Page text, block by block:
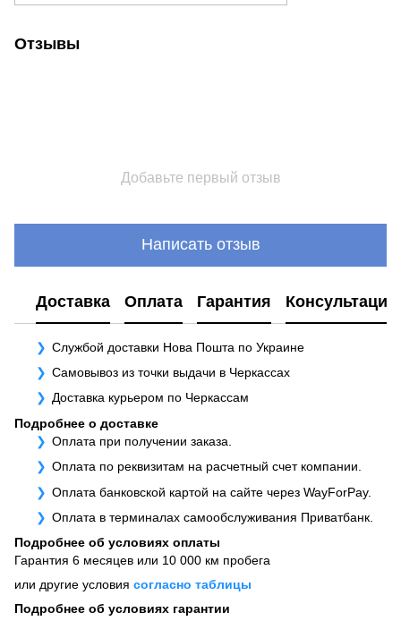
Отзывы
Добавьте первый отзыв
Написать отзыв
Доставка Оплата Гарантия Консультация
Службой доставки Нова Пошта по Украине
Самовывоз из точки выдачи в Черкассах
Доставка курьером по Черкассам
Подробнее о доставке
Оплата при получении заказа.
Оплата по реквизитам на расчетный счет компании.
Оплата банковской картой на сайте через WayForPay.
Оплата в терминалах самообслуживания Приватбанк.
Подробнее об условиях оплаты
Гарантия 6 месяцев или 10 000 км пробега
или другие условия согласно таблицы
Подробнее об условиях гарантии